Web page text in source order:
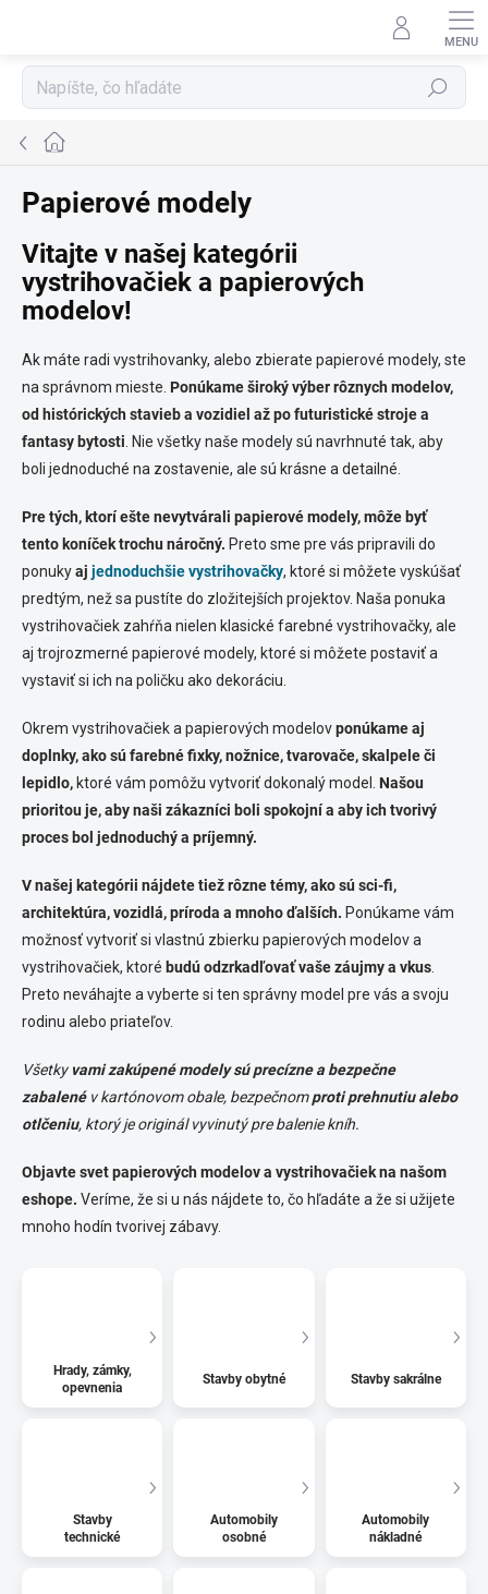
Hľadať
Domov
Papierové modely
Vitajte v našej kategórii
vystrihovačiek a papierových
modelov!
Ak máte radi vystrihovanky, alebo zbierate papierové modely, ste
na správnom mieste. Ponúkame široký výber rôznych modelov,
od histórických stavieb a vozidiel až po futuristické stroje a
fantasy bytosti . Nie všetky naše modely sú navrhnuté tak, aby
boli jednoduché na zostavenie, ale sú krásne a detailné.
Pre tých, ktorí ešte nevytvárali papierové modely, môže byť
tento koníček trochu náročný. Preto sme pre vás pripravili do
ponukyaj jednoduchšie vystrihovačky, ktoré si môžete vyskúšať
predtým, než sa pustíte do zložitejších projektov. Naša ponuka
vystrihovačiek zahŕňa nielen klasické farebné vystrihovačky, ale
aj trojrozmerné papierové modely, ktoré si môžete postaviť a
vystaviť si ich na poličku ako dekoráciu.
Okrem vystrihovačiek a papierových modelovponúkame aj
doplnky, ako sú farebné fixky, nožnice, tvarovače, skalpele či
lepidlo, ktoré vám pomôžu vytvoriť dokonalý model. Našou
prioritou je, aby naši zákazníci boli spokojní a aby ich tvorivý
proces bol jednoduchý a príjemný.
V našej kategórii nájdete tiež rôzne témy, ako sú sci-fi,
architektúra, vozidlá, príroda a mnoho ďalších. Ponúkame vám
možnosť vytvoriť si vlastnú zbierku papierových modelov a
vystrihovačiek, ktoré budú odzrkadľovať vaše záujmy a vkus
Preto neváhajte a vyberte si ten správny model pre vás a svoju
rodinu alebo priateľov.
Všetky vami zakúpené modely sú precízne a bezpečne
zabalenév kartónovom obale, bezpečnomproti prehnutiu alebo
otlčeniu, ktorý je originál vyvinutý pre balenie kníh.
Objavte svet papierových modelov a vystrihovačiek na našom
eshope. Veríme, že si u nás nájdete to, čo hľadáte a že si užijete
mnoho hodín tvorivej zábavy.
Hrady, zámky,
opevnenia
Stavby obytné Stavby sakrálne
Stavby
technické
Automobily
osobné
Automobily
nákladné